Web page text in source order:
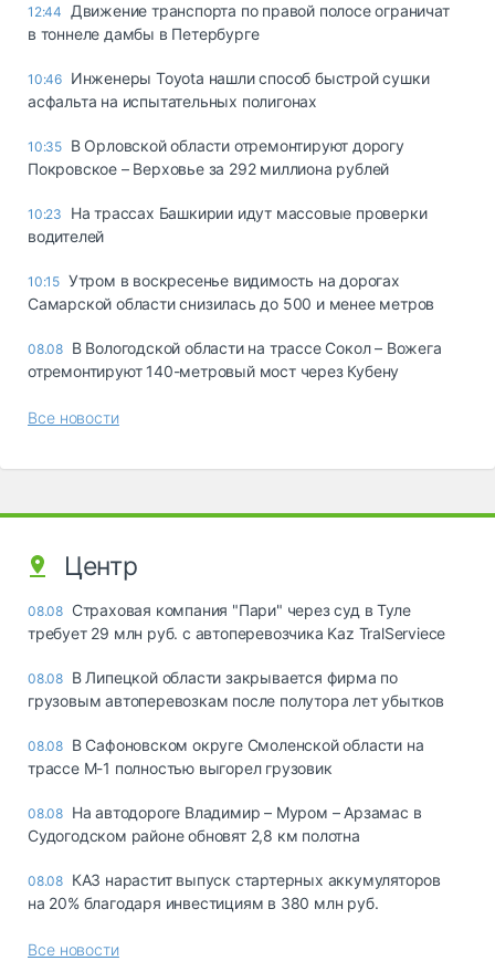
12:44
Движение транспорта по правой полосе ограничат
в тоннеле дамбы в Петербурге
10:46 Инженеры Toyota нашли способ быстрой сушки
асфальта на испытательных полигонах
10:35 В Орловской области отремонтируют дорогу
Покровское – Верховье за 292 миллиона рублей
10:23
На трассах Башкирии идут массовые проверки
водителей
10:15 Утром в воскресенье видимость на дорогах
Самарской области снизилась до 500 и менее метров
08.08 В Вологодской области на трассе Сокол – Вожега
отремонтируют 140-метровый мост через Кубену
Все новости
Центр
08.08 Страховая компания "Пари" через суд в Туле
требует 29 млн руб. с автоперевозчика Kaz TralServiece
08.08 В Липецкой области закрывается фирма по
грузовым автоперевозкам после полутора лет убытков
08.08 В Сафоновском округе Смоленской области на
трассе М-1 полностью выгорел грузовик
08.08 На автодороге Владимир – Муром – Арзамас в
Судогодском районе обновят 2,8 км полотна
08.08 КАЗ нарастит выпуск стартерных аккумуляторов
на 20% благодаря инвестициям в 380 млн руб.
Все новости